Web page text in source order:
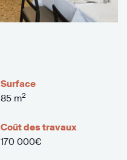
Surface
85 m2
Coût des travaux
170 000€